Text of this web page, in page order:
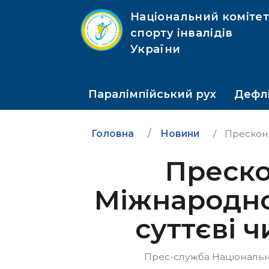
Національний комітет
спорту інвалідів
України
Паралімпійський рух
Головна Новини
суттєві
Прес-служба